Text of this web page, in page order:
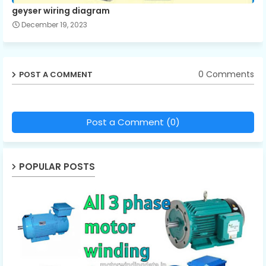
geyser wiring diagram
December 19, 2023
POST A COMMENT 0 Comments
Post a Comment (0)
POPULAR POSTS